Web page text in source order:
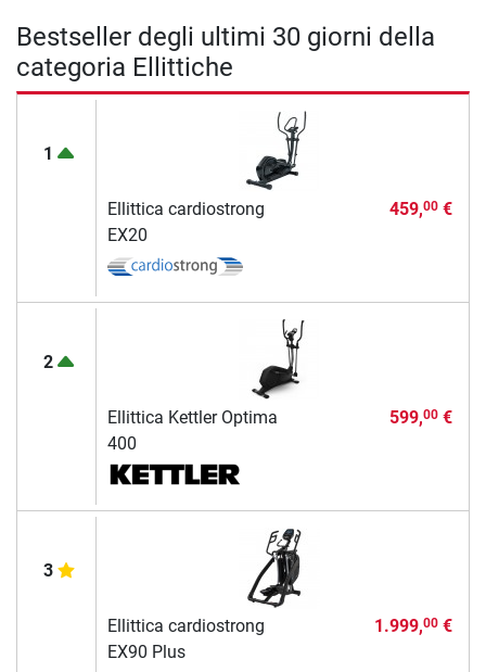
Bestseller degli ultimi 30 giorni della
categoria Ellittiche
1
Ellittica cardiostrong
EX20
459,00€
2
Ellittica Kettler Optima
400
599,00€
3
Ellittica cardiostrong
EX90 Plus
1.999,00€